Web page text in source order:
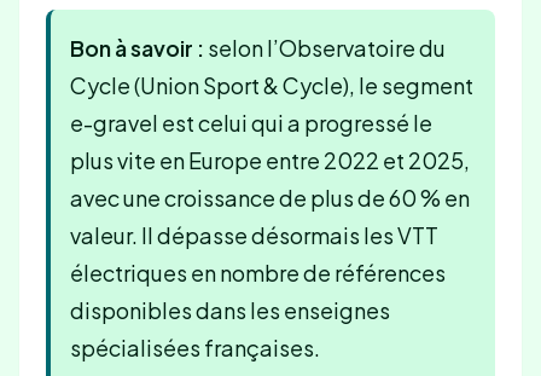
Bon à savoir : selon l’Observatoire du
Cycle (Union Sport & Cycle), le segment
e-gravel est celui qui a progressé le
plus vite en Europe entre 2022 et 2025,
avec une croissance de plus de 60 % en
valeur. Il dépasse désormais les VTT
électriques en nombre de références
disponibles dans les enseignes
spécialisées françaises.